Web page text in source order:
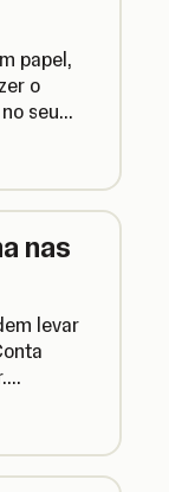
papel,
o
seu
nas
levar
fazer